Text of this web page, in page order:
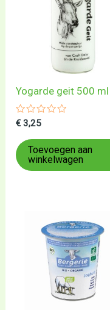
Yogarde geit 500 ml
Gewaardeerd
uit
5
€ 3,25
Toevoegen aan
winkelwagen